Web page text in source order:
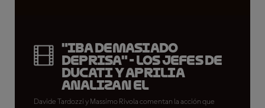
"Iba demasiado
deprisa" - Los jefes de
Ducati y Aprilia
analizan el
incidente
Davide Tardozzi y Massimo Rivola comentan la acción que